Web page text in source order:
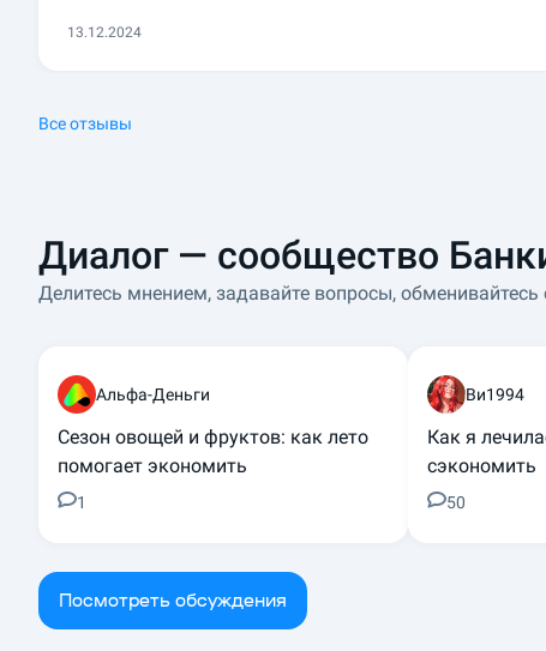
13.12.2024
Все отзывы
Диалог — сообщество
Делитесь мнением, задавайте вопросы,
Альфа-Деньги
Сезон овощей и фруктов: как лето
помогает экономить
1
Ви1994
Как я
сэкономить
50
Посмотреть обсуждения